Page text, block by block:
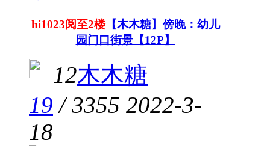
hi1023阅至2楼【木木糖】傍晚：幼儿
园门口街景【12P】
12木木糖
19 /3355 2022-3-
18